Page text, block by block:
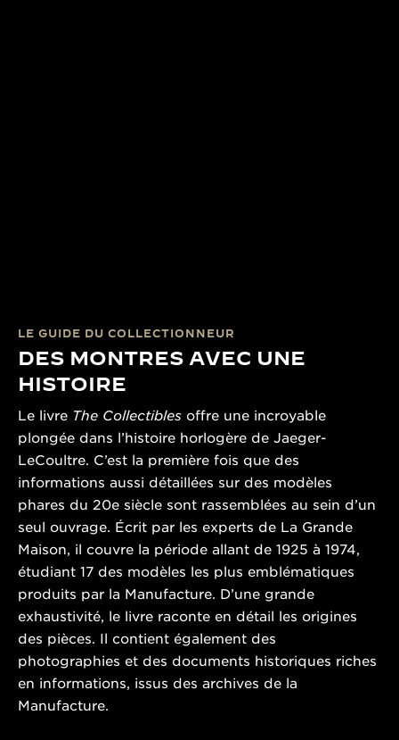
LE GUIDE DU COLLECTIONNEUR
DES MONTRES AVEC UNE
HISTOIRE
Le livre The Collectibles offre une incroyable
plongée dans l’histoire horlogère de Jaeger-
LeCoultre. C’est la première fois que des
informations aussi détaillées sur des modèles
phares du 20e siècle sont rassemblées au sein d’un
seul ouvrage. Écrit par les experts de La Grande
Maison, il couvre la période allant de 1925 à 1974,
étudiant 17 des modèles les plus emblématiques
produits par la Manufacture. D’une grande
exhaustivité, le livre raconte en détail les origines
des pièces. Il contient également des
photographies et des documents historiques riches
en informations, issus des archives de la
Manufacture.